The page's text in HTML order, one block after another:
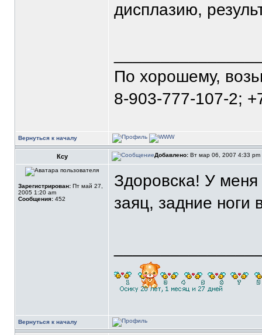
дисплазию,
По хорошему,
8-903-777-107-2;
Вернуться к началу
Ксу Добавлено: Вт мар 06, 2007 4:33 pm
Зарегистрирован: Пт май 27,
2005 1:20 am
Сообщения: 452
Здоровска! У меня
заяц, задние
Вернуться к началу